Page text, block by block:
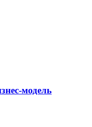
модель